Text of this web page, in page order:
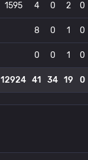
1595 4 0 2 0
8 0 1 0
0 0 1 0
12924 41 34 19 0